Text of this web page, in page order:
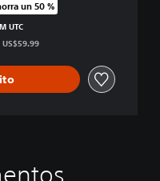
original de US$59.99
un 50 %
UTC